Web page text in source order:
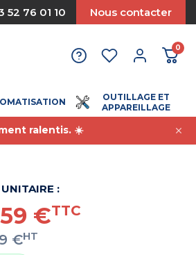
52 76 01 10 Nous contacter
0
OUTILLAGE ET
APPAREILLAGE
ralentis. ☀️
:
€TTC
€HT